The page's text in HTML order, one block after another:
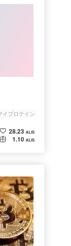
イプロテイン
28.23 ALIS
1.10 ALIS